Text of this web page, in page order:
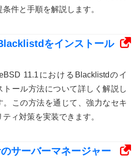
条件と手順を解説します。
をインストール
11.1におけるBlacklistdのイ
トール方法について詳しく解説し
。この方法を通じて、強力なセキ
ティ対策を実装できます。
サーバーマネージャー